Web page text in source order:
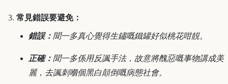
常見錯誤要避免：
錯誤： 聞一多真心覺得生鏽嘅鐵罐好似桃花咁靚。
正確： 聞一多係用反諷手法，故意將醜惡嘅事物講成美
麗，去諷刺嗰個黑白顛倒嘅病態社會。